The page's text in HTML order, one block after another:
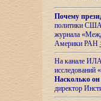
Почему
политики США
журнала
Америки РАН
На канале ИЛА
исследований «
Насколько он
директор